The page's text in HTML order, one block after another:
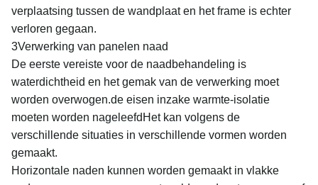
verplaatsing tussen de wandplaat en het frame is echter
verloren gegaan.
3Verwerking van panelen naad
De eerste vereiste voor de naadbehandeling is
waterdichtheid en het gemak van de verwerking moet
worden overwogen.de eisen inzake warmte-isolatie
moeten worden nageleefdHet kan volgens de
verschillende situaties in verschillende vormen worden
gemaakt.
Horizontale naden kunnen worden gemaakt in vlakke